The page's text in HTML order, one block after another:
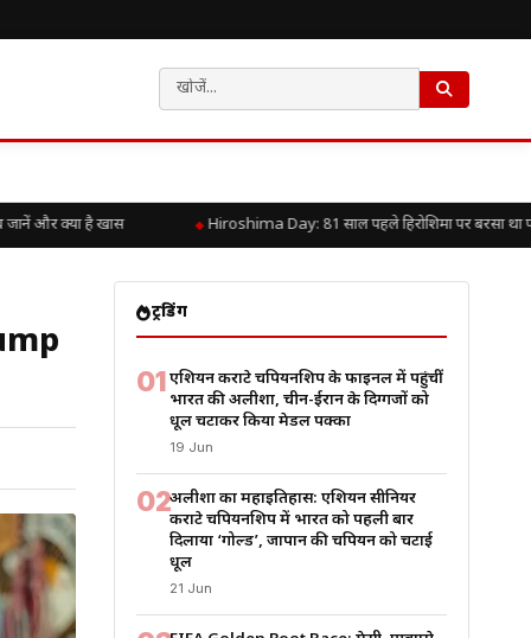
और क्या है खास Hiroshima Day: 81 साल पहले हिरोशिमा पर बरसा था
ट्रेंडिंग
01एशियन कराटे चैंपियनशिप के फाइनल में पहुंचीं
भारत की अलीशा, चीन-ईरान के दिग्गजों को
धूल चटाकर किया मेडल पक्का
19 Jun
02अलीशा का महाइतिहास: एशियन सीनियर
कराटे चैंपियनशिप में भारत को पहली बार
दिलाया ‘गोल्ड’, जापान की चैंपियन को चटाई
धूल
21 Jun